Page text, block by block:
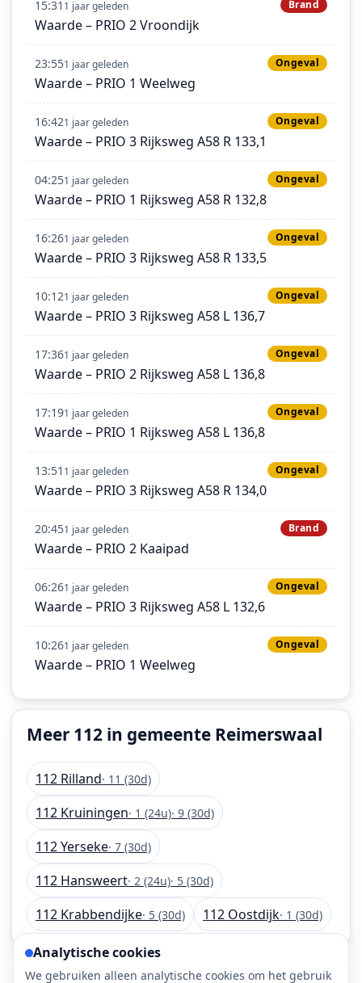
15:31 1 jaar geleden Brand
Waarde – PRIO 2 Vroondijk
23:551 jaar geleden Ongeval
Waarde – PRIO 1 Weelweg
16:421 jaar geleden Ongeval
Waarde – PRIO 3 Rijksweg A58 R 133,1
04:251 jaar geleden Ongeval
Waarde – PRIO 1 Rijksweg A58 R 132,8
16:261 jaar geleden Ongeval
Waarde – PRIO 3 Rijksweg A58 R 133,5
10:121 jaar geleden Ongeval
Waarde – PRIO 3 Rijksweg A58 L 136,7
17:361 jaar geleden Ongeval
Waarde – PRIO 2 Rijksweg A58 L 136,8
17:191 jaar geleden Ongeval
Waarde – PRIO 1 Rijksweg A58 L 136,8
13:51 1 jaar geleden Ongeval
Waarde – PRIO 3 Rijksweg A58 R 134,0
20:451 jaar geleden Brand
Waarde – PRIO 2 Kaaipad
06:261 jaar geleden Ongeval
Waarde – PRIO 3 Rijksweg A58 L 132,6
10:261 jaar geleden Ongeval
Waarde – PRIO 1 Weelweg
Meer 112 in gemeente Reimerswaal
112 Rilland· 11 (30d)
112 Kruiningen· 1 (24u)· 9 (30d)
112 Yerseke· 7 (30d)
112 Hansweert· 2 (24u)· 5 (30d)
112 Krabbendijke· 5 (30d) 112 Oostdijk· 1 (30d)
Analytische cookies
We gebruiken alleen analytische cookies om het gebruik